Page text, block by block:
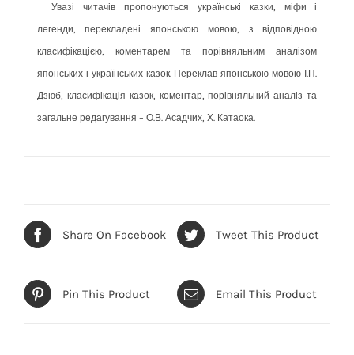
Увазі читачів пропонуються українські казки, міфи і
легенди, перекладені японською мовою, з відповідною
класифікацією, коментарем та порівняльним аналізом
японських і українських казок. Переклав японською мовою І.П.
Дзюб, класифікація казок, коментар, порівняльний аналіз та
загальне редагування – О.В. Асадчих, Х. Катаока.
Share On Facebook Tweet This Product
Pin This Product Email This Product